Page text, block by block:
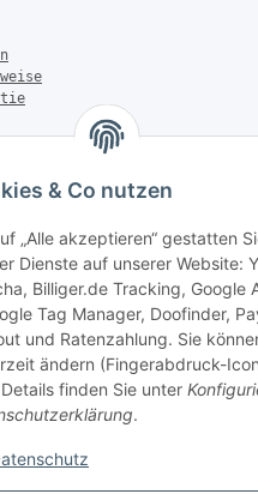
& Co nutzen
„Alle akzeptieren“ gestatten
Dienste auf unserer Website:
Billiger.de Tracking, Google
Tag Manager, Doofinder,
und Ratenzahlung. Sie
ändern (Fingerabdruck-
finden Sie unter
.